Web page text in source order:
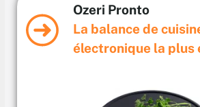
Ozeri Pronto
La balance de
électronique la plus